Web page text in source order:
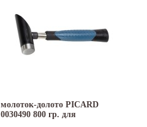
молоток-долото PICARD
0030490 800 гр. для